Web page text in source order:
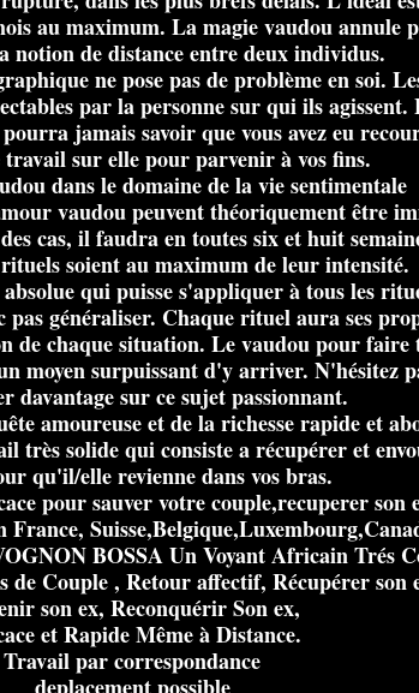
au maximum. La magie vaudou annule
notion de distance entre deux individus.
ne pose pas de problème en soi.
par la personne sur qui ils agissent.
jamais savoir que vous avez eu
travail sur elle pour parvenir à vos fins.
dans le domaine de la vie sentimentale
vaudou peuvent théoriquement être
cas, il faudra en toutes six et huit
rituels soient au maximum de leur intensité.
qui puisse s'appliquer à tous les
pas généraliser. Chaque rituel aura ses
de chaque situation. Le vaudou pour faire
moyen surpuissant d'y arriver. N'hésitez
davantage sur ce sujet passionnant.
amoureuse et de la richesse rapide et
très solide qui consiste a récupérer et
qu'il/elle revienne dans vos bras.
pour sauver votre couple,recuperer son
France,
BOSSA Un Voyant Africain Trés
de Couple , Retour affectif, Récupérer son
son ex, Reconquérir Son ex,
et Rapide Même à Distance.
Travail par correspondance